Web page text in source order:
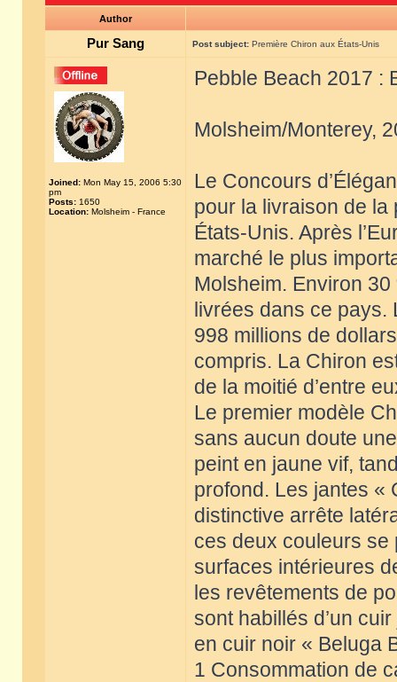
Author
Pur Sang Post subject: Première Chiron aux États-Unis
Joined: Mon May 15, 2006 5:30
pm
Posts: 1650
Location: Molsheim - France
Pebble Beach 2017 :
Molsheim/Monterey,
Le Concours
pour la livraison de la
États-Unis. Après
marché le plus
Molsheim. Environ
livrées dans ce pays.
998 millions de
compris. La Chiron
de la moitié d’entre
Le premier modèle
sans aucun doute
peint en jaune vif,
profond. Les jantes «
distinctive arrête
ces deux couleurs se
surfaces intérieures
les revêtements de
sont habillés d’un
en cuir noir « Beluga
1 Consommation de